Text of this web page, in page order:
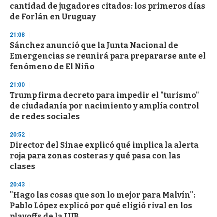
c
o
d
s
cantidad de jugadores citados: los primeros días
de Forlán en Uruguay
21:08
Sánchez anunció que la Junta Nacional de
Emergencias se reunirá para prepararse ante el
fenómeno de El Niño
21:00
Trump firma decreto para impedir el "turismo"
de ciudadanía por nacimiento y amplía control
de redes sociales
20:52
Director del Sinae explicó qué implica la alerta
roja para zonas costeras y qué pasa con las
clases
20:43
"Hago las cosas que son lo mejor para Malvín":
Pablo López explicó por qué eligió rival en los